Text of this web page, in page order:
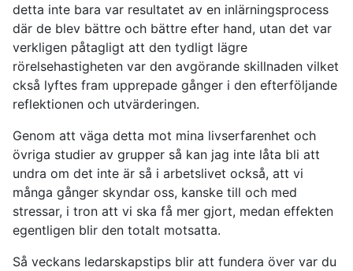
detta inte bara var resultatet av en inlärningsprocess
där de blev bättre och bättre efter hand, utan det var
verkligen påtagligt att den tydligt lägre
rörelsehastigheten var den avgörande skillnaden vilket
ckså lyftes fram upprepade gånger i den efterföljande
reflektionen och utvärderingen.
Genom att väga detta mot mina livserfarenhet och
övriga studier av grupper så kan jag inte låta bli att
undra om det inte är så i arbetslivet också, att vi
många gånger skyndar oss, kanske till och med
stressar, i tron att vi ska få mer gjort, medan effekten
egentligen blir den totalt motsatta.
Så veckans ledarskapstips blir att fundera över var du